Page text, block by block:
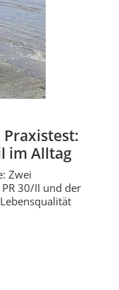
Praxistest:
im Alltag
Zwei
30/II und der